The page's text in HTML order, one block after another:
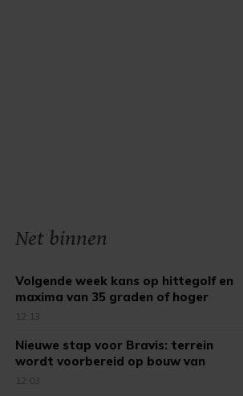
Net binnen
Volgende week kans op hittegolf en
maxima van 35 graden of hoger
12:13
Nieuwe stap voor Bravis: terrein
wordt voorbereid op bouw van
splinternieuw ziekenhuis
12:03